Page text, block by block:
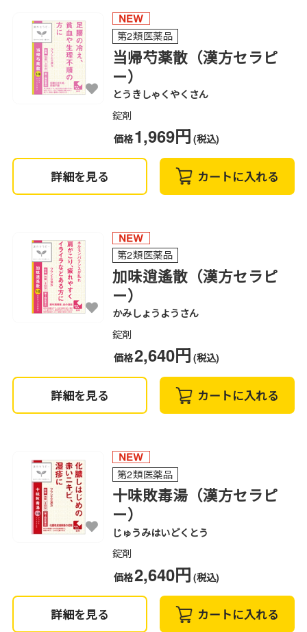
第2類医薬品
当帰芍薬散（漢方セラピ
ー）
とうきしゃくやくさん
錠剤
価格1,969円 (税込)
詳細を見る カートに入れる
第2類医薬品
加味逍遙散（漢方セラピ
ー）
かみしょうようさん
錠剤
価格2,640円 (税込)
詳細を見る カートに入れる
第2類医薬品
十味敗毒湯（漢方セラピ
ー）
じゅうみはいどくとう
錠剤
価格2,640円 (税込)
詳細を見る カートに入れる